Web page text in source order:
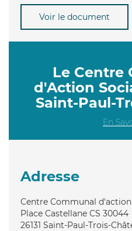
Voir le document
Le Centre
d'Action
Saint-Paul-
En
Adresse
Centre Communal
Place Castellane CS 30044
26131 Saint-Paul-Trois-